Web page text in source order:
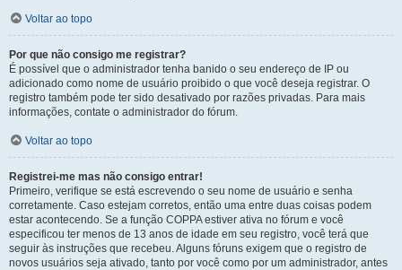
Voltar ao topo
Por que não consigo me registrar?
É possível que o administrador tenha banido o seu endereço de IP ou
adicionado como nome de usuário proibido o que você deseja registrar. O
registro também pode ter sido desativado por razões privadas. Para mais
informações, contate o administrador do fórum.
Voltar ao topo
Registrei-me mas não consigo entrar!
Primeiro, verifique se está escrevendo o seu nome de usuário e senha
corretamente. Caso estejam corretos, então uma entre duas coisas podem
estar acontecendo. Se a função COPPA estiver ativa no fórum e você
especificou ter menos de 13 anos de idade em seu registro, você terá que
seguir às instruções que recebeu. Alguns fóruns exigem que o registro de
novos usuários seja ativado, tanto por você como por um administrador, antes